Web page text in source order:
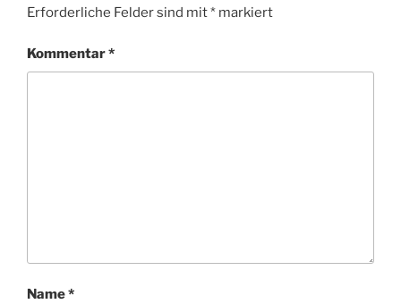
Erforderliche Felder sind mit* markiert
Kommentar*
Name*